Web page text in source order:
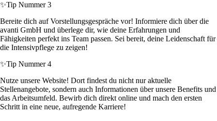
✨Tip Nummer 3
Bereite dich auf Vorstellungsgespräche vor! Informiere dich über die
avanti GmbH und überlege dir, wie deine Erfahrungen und
Fähigkeiten perfekt ins Team passen. Sei bereit, deine Leidenschaft für
die Intensivpflege zu zeigen!
✨Tip Nummer 4
Nutze unsere Website! Dort findest du nicht nur aktuelle
Stellenangebote, sondern auch Informationen über unsere Benefits und
das Arbeitsumfeld. Bewirb dich direkt online und mach den ersten
Schritt in eine neue, aufregende Karriere!